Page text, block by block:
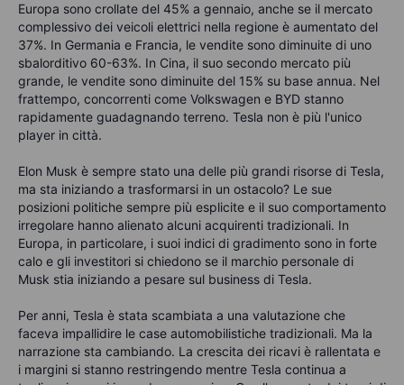
Europa sono crollate del 45% a gennaio, anche se il mercato
complessivo dei veicoli elettrici nella regione è aumentato del
37%. In Germania e Francia, le vendite sono diminuite di uno
sbalorditivo 60-63%. In Cina, il suo secondo mercato più
grande, le vendite sono diminuite del 15% su base annua. Nel
frattempo, concorrenti come Volkswagen e BYD stanno
rapidamente guadagnando terreno. Tesla non è più l'unico
player in città.
Elon Musk è sempre stato una delle più grandi risorse di Tesla,
ma sta iniziando a trasformarsi in un ostacolo? Le sue
posizioni politiche sempre più esplicite e il suo comportamento
irregolare hanno alienato alcuni acquirenti tradizionali. In
Europa, in particolare, i suoi indici di gradimento sono in forte
calo e gli investitori si chiedono se il marchio personale di
Musk stia iniziando a pesare sul business di Tesla.
Per anni, Tesla è stata scambiata a una valutazione che
faceva impallidire le case automobilistiche tradizionali. Ma la
narrazione sta cambiando. La crescita dei ricavi è rallentata e
i margini si stanno restringendo mentre Tesla continua a